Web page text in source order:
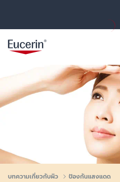
บทความเกี่ยวกับผิว ป้องกันแสงแดด